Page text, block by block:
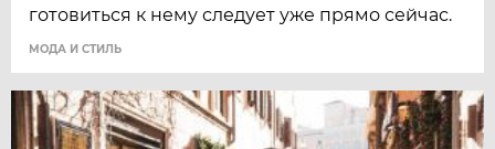
готовиться к нему следует уже прямо сейчас.
МОДА И СТИЛЬ